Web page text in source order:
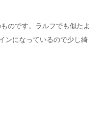
のです。ラルフでも似たよ
ンになっているので少し綺